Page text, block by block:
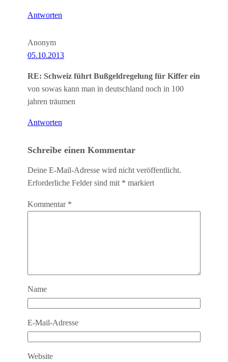
Antworten
Anonym
05.10.2013
RE: Schweiz führt Bußgeldregelung für Kiffer ein
von sowas kann man in deutschland noch in 100
jahren träumen
Antworten
Schreibe einen Kommentar
Deine E-Mail-Adresse wird nicht veröffentlicht.
Erforderliche Felder sind mit * markiert
Kommentar *
Name
E-Mail-Adresse
Website